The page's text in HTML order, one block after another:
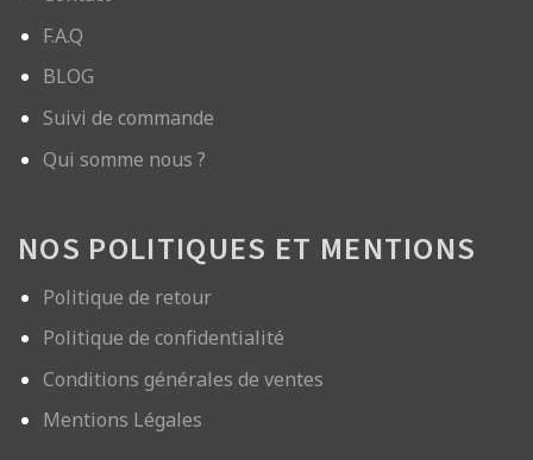
F.A.Q
BLOG
Suivi de commande
Qui somme nous ?
NOS POLITIQUES ET MENTIONS
Politique de retour
Politique de confidentialité
Conditions générales de ventes
Mentions Légales